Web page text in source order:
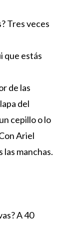
Tres veces
que estás
de las
del
cepillo o lo
Ariel
las manchas.
A 40